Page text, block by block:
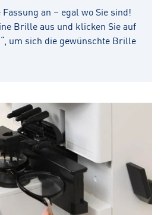
an – egal wo Sie sind!
Brille aus und klicken Sie auf
um sich die gewünschte Brille